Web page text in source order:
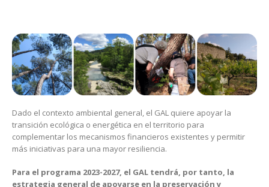
Dado el contexto ambiental general, el GAL quiere apoyar la
transición ecológica o energética en el territorio para
complementar los mecanismos financieros existentes y permitir
más iniciativas para una mayor resiliencia.
Para el programa 2023-2027, el GAL tendrá, por tanto, la
estrategia general de apoyarse en la preservación y